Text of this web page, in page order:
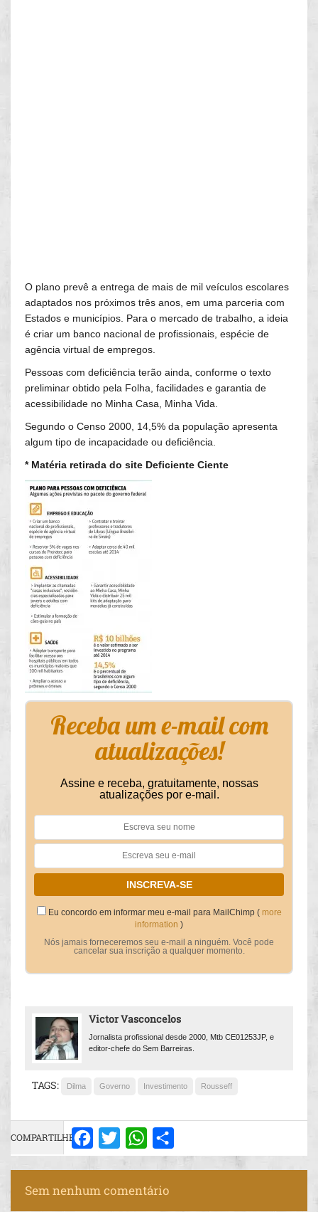
O plano prevê a entrega de mais de mil veículos escolares
adaptados nos próximos três anos, em uma parceria com
Estados e municípios. Para o mercado de trabalho, a ideia
é criar um banco nacional de profissionais, espécie de
agência virtual de empregos.
Pessoas com deficiência terão ainda, conforme o texto
preliminar obtido pela Folha, facilidades e garantia de
acessibilidade no Minha Casa, Minha Vida.
Segundo o Censo 2000, 14,5% da população apresenta
algum tipo de incapacidade ou deficiência.
* Matéria retirada do site Deficiente Ciente
Receba um e-mail com
atualizações!
Assine e receba, gratuitamente, nossas
atualizações por e-mail.
Eu concordo em informar meu e-mail para MailChimp ( more
information )
Nós jamais forneceremos seu e-mail a ninguém. Você pode
cancelar sua inscrição a qualquer momento.
Victor Vasconcelos
Jornalista profissional desde 2000, Mtb CE01253JP, e
editor-chefe do Sem Barreiras.
TAGS: Dilma Governo Investimento Rousseff
COMPARTILHE: Facebook
Twitter WhatsApp
Sem nenhum comentário